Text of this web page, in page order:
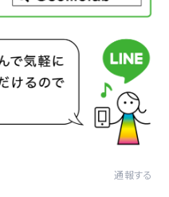
通報する